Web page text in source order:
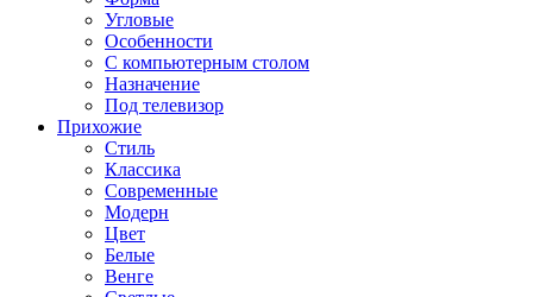
Угловые
Особенности
С компьютерным столом
Назначение
Под телевизор
Прихожие
Стиль
Классика
Современные
Модерн
Цвет
Белые
Венге